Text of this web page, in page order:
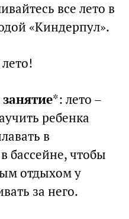
все лето в
«Киндерпул».
*: лето –
ребенка
в
бассейне, чтобы
отдыхом у
за него.